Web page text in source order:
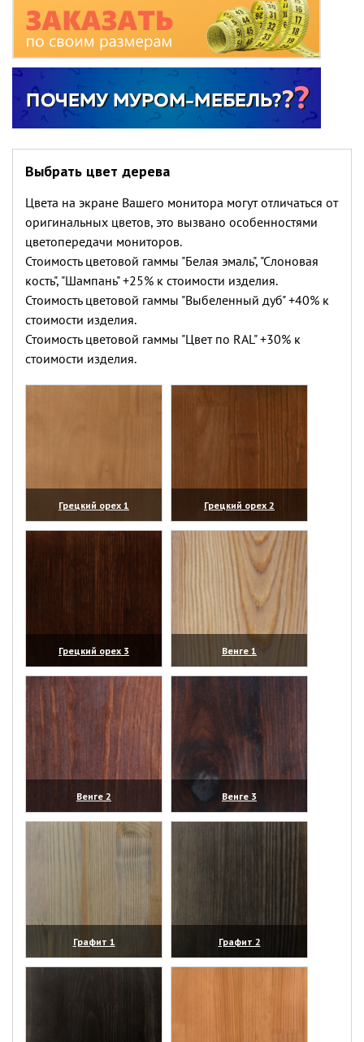
Выбрать цвет дерева
Цвета на экране Вашего монитора могут отличаться от
оригинальных цветов, это вызвано особенностями
цветопередачи мониторов.
Стоимость цветовой гаммы "Белая эмаль", "Слоновая
кость", "Шампань" +25% к стоимости изделия.
Стоимость цветовой гаммы "Выбеленный дуб" +40% к
стоимости изделия.
Стоимость цветовой гаммы "Цвет по RAL" +30% к
стоимости изделия.
Грецкий орех 1
(увеличить)
Грецкий орех 2
(увеличить)
Грецкий орех 3
(увеличить)
Венге 1
(увеличить)
Венге 2
(увеличить)
Венге 3
(увеличить)
Графит 1
(увеличить)
Графит 2
(увеличить)